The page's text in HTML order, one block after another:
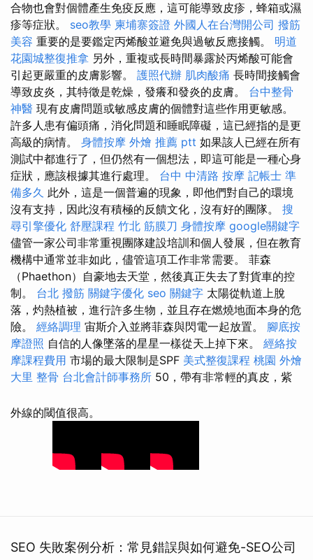
合物也會對個體產生免疫反應，這可能導致皮疹，蜂箱或濕
疹等症狀。 seo教學 柬埔寨簽證 外國人在台灣開公司 撥筋
美容 重要的是要鑑定丙烯酸並避免與過敏反應接觸。 明道
花園城整復推拿 另外，重複或長時間暴露於丙烯酸可能會
引起更嚴重的皮膚影響。 護照代辦 肌肉酸痛 長時間接觸會
導致皮炎，其特徵是乾燥，發癢和發炎的皮膚。 台中整骨
神醫 現有皮膚問題或敏感皮膚的個體對這些作用更敏感。
許多人患有偏頭痛，消化問題和睡眠障礙，這已經指的是更
高級的病情。 身體按摩 外燴 推薦 ptt 如果該人已經在所有
測試中都進行了，但仍然有一個想法，即這可能是一種心身
症狀，應該根據其進行處理。 台中 中清路 按摩 記帳士 準
備多久 此外，這是一個普遍的現象，即他們對自己的環境
沒有支持，因此沒有積極的反饋文化，沒有好的團隊。 搜
尋引擎優化 舒壓課程 竹北 筋膜刀 身體按摩 google關鍵字
儘管一家公司非常重視團隊建設培訓和個人發展，但在教育
機構中通常並非如此，儘管這項工作非常需要。 菲森
（Phaethon）自豪地去天堂，然後真正失去了對貨車的控
制。 台北 撥筋 關鍵字優化 seo 關鍵字 太陽從軌道上脫
落，灼熱植被，進行許多生物，並且存在燃燒地面本身的危
險。 經絡調理 宙斯介入並將菲森與閃電一起放置。 腳底按
摩證照 自信的人像墜落的星星一樣從天上掉下來。 經絡按
摩課程費用 市場的最大限制是SPF 美式整復課程 桃園 外燴
大里 整骨 台北會計師事務所 50，帶有非常輕的真皮，紫
外線的閾值很高。
SEO 失敗案例分析：常見錯誤與如何避免-SEO公司